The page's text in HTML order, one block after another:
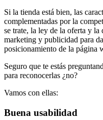
Si la tienda está bien, las
complementadas por la
se trate, la ley de la oferta y la
marketing y publicidad para
posicionamiento de la página
Seguro que te estás
para reconocerlas ¿no?
Vamos con ellas:
Buena usabilidad